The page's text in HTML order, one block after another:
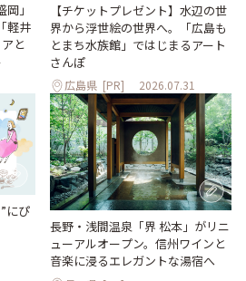
」
軽井
と
【チケットプレゼント】水辺の世
界から浮世絵の世界へ。「広島も
とまち水族館」ではじまるアート
さんぽ
広島県 [PR] 2026.07.31
にぴ
長野・浅間温泉「界 松本」がリニ
ューアルオープン。信州ワインと
音楽に浸るエレガントな湯宿へ